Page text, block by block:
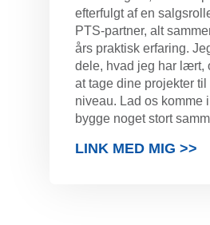
efterfulgt af en
PTS-partner, alt
års praktisk erfaring.
dele, hvad jeg har lært,
at tage dine projekter
niveau. Lad os komme
bygge noget stort
LINK MED MIG >>